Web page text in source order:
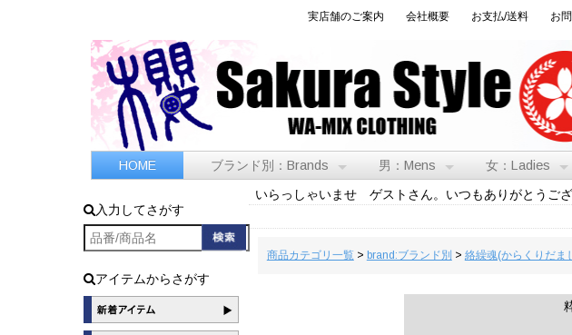
実店舗のご案内 会社概要 お支払/送料 お
HOME ブランド別：Brands 男：Mens 女：Ladies
入力してさがす
アイテムからさがす
いらっしゃいませ ゲストさん。いつもありがとうござ
商品カテゴリ一覧> brand:ブランド別 > 絡繰魂(からくりだま